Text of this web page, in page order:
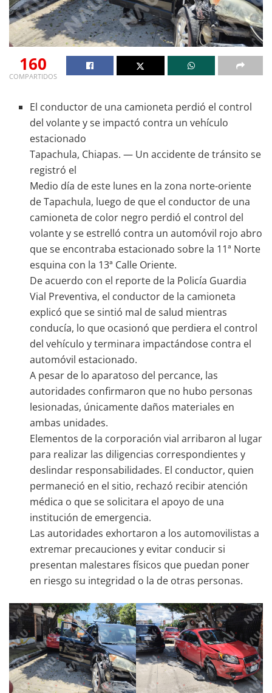
160
COMPARTIDOS
El conductor de una camioneta perdió el control
del volante y se impactó contra un vehículo
estacionado
Tapachula, Chiapas. — Un accidente de tránsito se
registró el
Medio día de este lunes en la zona norte-oriente
de Tapachula, luego de que el conductor de una
camioneta de color negro perdió el control del
volante y se estrelló contra un automóvil rojo abro
que se encontraba estacionado sobre la 11ª Norte
esquina con la 13ª Calle Oriente.
De acuerdo con el reporte de la Policía Guardia
Vial Preventiva, el conductor de la camioneta
explicó que se sintió mal de salud mientras
conducía, lo que ocasionó que perdiera el control
del vehículo y terminara impactándose contra el
automóvil estacionado.
A pesar de lo aparatoso del percance, las
autoridades confirmaron que no hubo personas
lesionadas, únicamente daños materiales en
ambas unidades.
Elementos de la corporación vial arribaron al lugar
para realizar las diligencias correspondientes y
deslindar responsabilidades. El conductor, quien
permaneció en el sitio, rechazó recibir atención
médica o que se solicitara el apoyo de una
institución de emergencia.
Las autoridades exhortaron a los automovilistas a
extremar precauciones y evitar conducir si
presentan malestares físicos que puedan poner
en riesgo su integridad o la de otras personas.